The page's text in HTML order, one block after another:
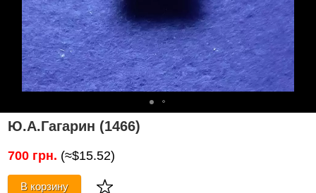
Ю.А.Гагарин (1466)
700 грн. (≈$15.52)
В корзину